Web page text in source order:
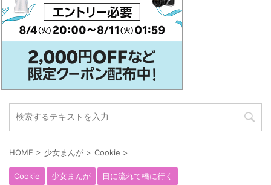
HOME > 少女まんが > Cookie >
Cookie 少女まんが 日に流れて橋に行く